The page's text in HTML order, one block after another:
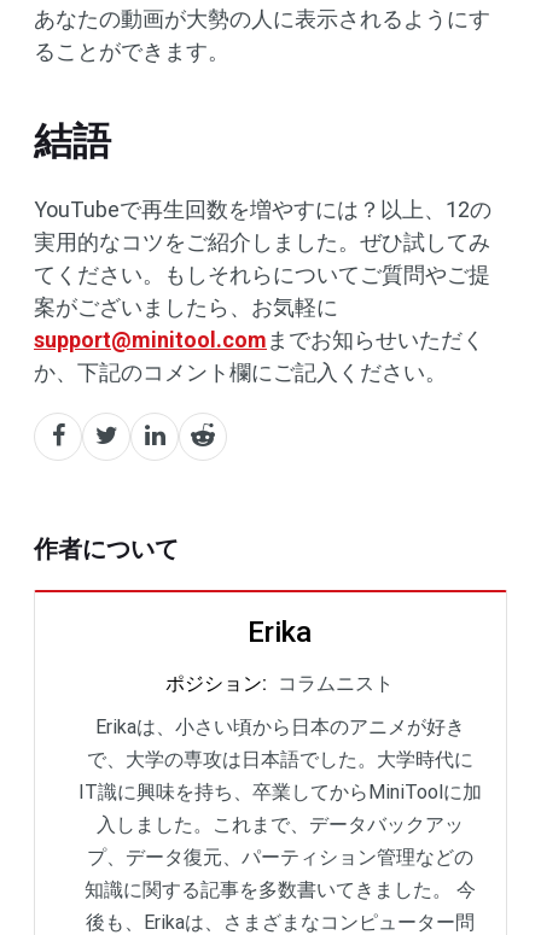
あなたの動画が大勢の人に表示されるようにす
ることができます。
結語
YouTubeで再生回数を増やすには？以上、12の
実用的なコツをご紹介しました。ぜひ試してみ
てください。もしそれらについてご質問やご提
案がございましたら、お気軽に
support@minitool.com までお知らせいただく
か、下記のコメント欄にご記入ください。
作者について
Erika
ポジション:
コラムニスト
Erikaは、小さい頃から日本のアニメが好き
で、大学の専攻は日本語でした。大学時代に
IT識に興味を持ち、卒業してからMiniToolに加
入しました。これまで、データバックアッ
プ、データ復元、パーティション管理などの
知識に関する記事を多数書いてきました。 今
後も、Erikaは、さまざまなコンピューター問